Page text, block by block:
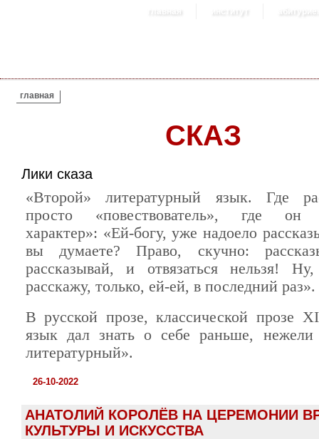
главная институт
ВЫ ЗДЕСЬ
главная
СКАЗ
Лики сказа
«Второй» литературный язык. Где
просто «повествователь», где он
характер»: «Ей-богу, уже надоело
вы думаете? Право, скучно:
рассказывай, и отвязаться нельзя!
расскажу, только, ей-ей, в последний раз».
В русской прозе, классической прозе
язык дал знать о себе раньше,
литературный».
26-10-2022
АНАТОЛИЙ КОРОЛЁВ НА ЦЕРЕМОНИИ
КУЛЬТУРЫ И ИСКУССТВА